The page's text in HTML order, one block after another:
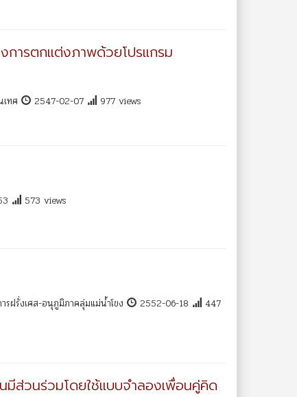
การตกแต่งภาพด้วยโปรแกรม
ทศ 2547-02-07
977 views
573 views
ฝรั่งเศส-อนุภูมิภาคลุ่มแม่น้ำโขง 2552-06-18
447
มีส่วนร่วมโดยใช้แบบจำลองเพื่อนคู่คิด